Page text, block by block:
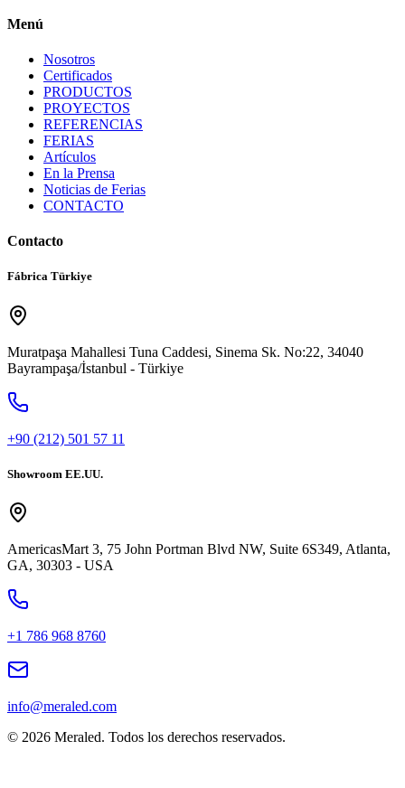
Menú
Nosotros
Certificados
PRODUCTOS
PROYECTOS
REFERENCIAS
FERIAS
Artículos
En la Prensa
Noticias de Ferias
CONTACTO
Contacto
Fábrica Türkiye
Muratpaşa Mahallesi Tuna Caddesi, Sinema Sk. No:22, 34040
Bayrampaşa/İstanbul - Türkiye
+90 (212) 501 57 11
Showroom EE.UU.
AmericasMart 3, 75 John Portman Blvd NW, Suite 6S349, Atlanta,
GA, 30303 - USA
+1 786 968 8760
info@meraled.com
© 2026 Meraled. Todos los derechos reservados.